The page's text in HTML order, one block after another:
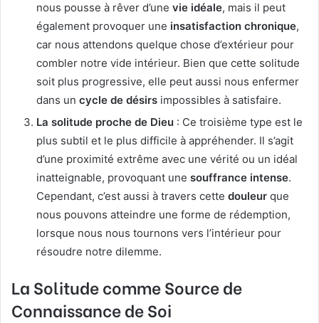
nous pousse à rêver d’une vie idéale, mais il peut
également provoquer une insatisfaction chronique,
car nous attendons quelque chose d’extérieur pour
combler notre vide intérieur. Bien que cette solitude
soit plus progressive, elle peut aussi nous enfermer
dans un cycle de désirs impossibles à satisfaire.
La solitude proche de Dieu : Ce troisième type est le
plus subtil et le plus difficile à appréhender. Il s’agit
d’une proximité extrême avec une vérité ou un idéal
inatteignable, provoquant une souffrance intense.
Cependant, c’est aussi à travers cette douleur que
nous pouvons atteindre une forme de rédemption,
lorsque nous nous tournons vers l’intérieur pour
résoudre notre dilemme.
La Solitude comme Source de
Connaissance de Soi